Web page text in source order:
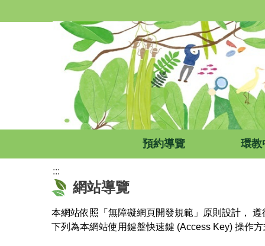
到
預約導覽 環教
:::
網站導覽
本網站依照「無障礙網頁開發規範」原則設計，
下列為本網站使用鍵盤快速鍵 (Access Key) 操作方